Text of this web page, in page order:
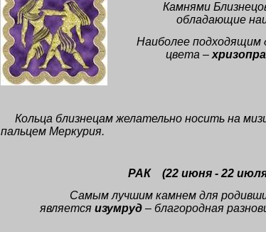
Камнями
обладающие
Наиболее подходящим
цвета –
Кольца близнецам желательно носить на
пальцем Меркурия.
РАК (22 июня - 22
Самым лучшим камнем для
является изумруд – благородная